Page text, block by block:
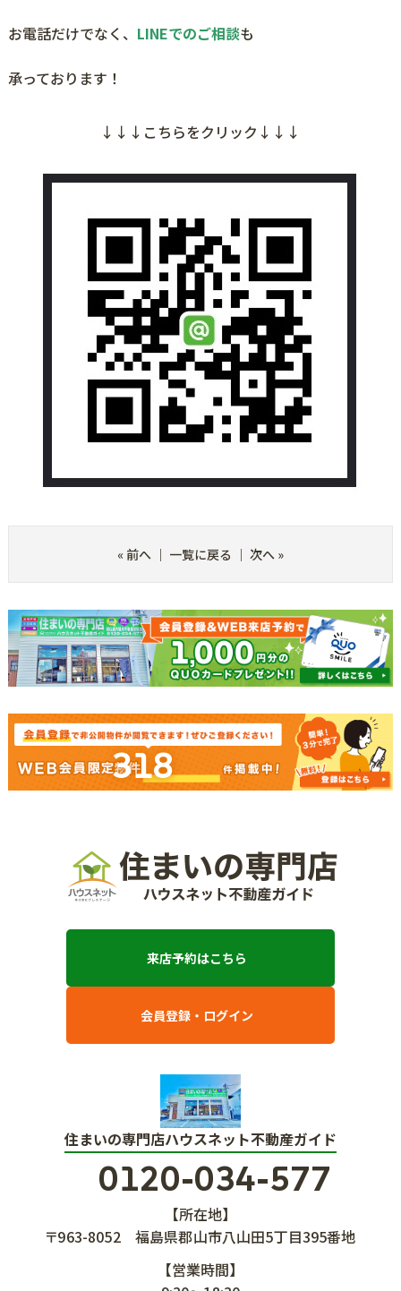
お電話だけでなく、 LINEでのご相談も
承っております！
↓↓↓こちらをクリック↓↓↓
« 前へ｜ 一覧に戻る ｜ 次へ»
318
来店予約はこちら
会員登録・ログイン
住まいの専門店ハウスネット不動産ガイド
0120-034-577
【所在地】
〒963-8052
福島県郡山市八山田5丁目395番地
【営業時間】